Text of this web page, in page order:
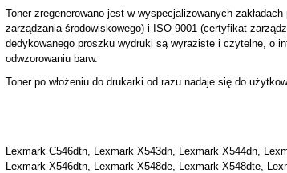
Toner zregenerowano jest w wyspecjalizowanych
zarządzania środowiskowego) i ISO 9001 (certyfikat
dedykowanego proszku wydruki są wyraziste i czytelne, o
odwzorowaniu barw.
Toner po włożeniu do drukarki od razu nadaje się do
Lexmark C546dtn, Lexmark X543dn, Lexmark X544dn,
Lexmark X546dtn, Lexmark X548de, Lexmark X548dte,